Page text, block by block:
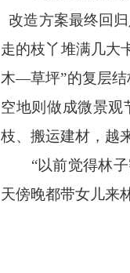
改造方案最终回
走的枝丫堆满几大
木—草坪”的复层结
空地则做成微景观
枝、搬运建材，越
“以前觉得林子
天傍晚都带女儿来